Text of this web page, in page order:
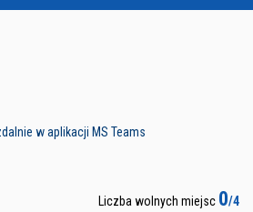
w aplikacji MS Teams
Liczba wolnych miejsc 0/4